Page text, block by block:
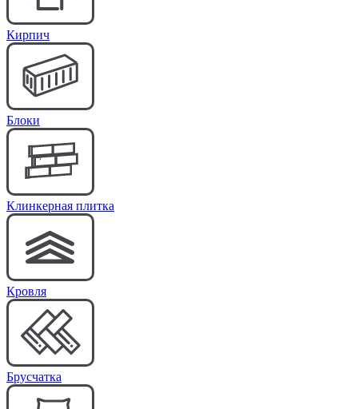
Кирпич
Блоки
Клинкерная плитка
Кровля
Брусчатка